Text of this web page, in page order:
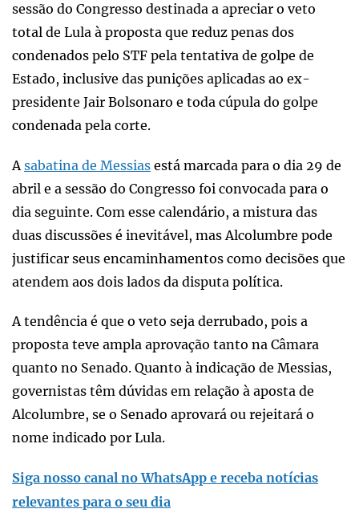
sessão do Congresso destinada a apreciar o veto
total de Lula à proposta que reduz penas dos
condenados pelo STF pela tentativa de golpe de
Estado, inclusive das punições aplicadas ao ex-
presidente Jair Bolsonaro e toda cúpula do golpe
condenada pela corte.
Asabatina de Messias está marcada para o dia 29 de
abril e a sessão do Congresso foi convocada para o
dia seguinte. Com esse calendário, a mistura das
duas discussões é inevitável, mas Alcolumbre pode
justificar seus encaminhamentos como decisões que
atendem aos dois lados da disputa política.
A tendência é que o veto seja derrubado, pois a
proposta teve ampla aprovação tanto na Câmara
quanto no Senado. Quanto à indicação de Messias,
governistas têm dúvidas em relação à aposta de
Alcolumbre, se o Senado aprovará ou rejeitará o
nome indicado por Lula.
Siga nosso canal no WhatsApp e receba notícias
relevantes para o seu dia